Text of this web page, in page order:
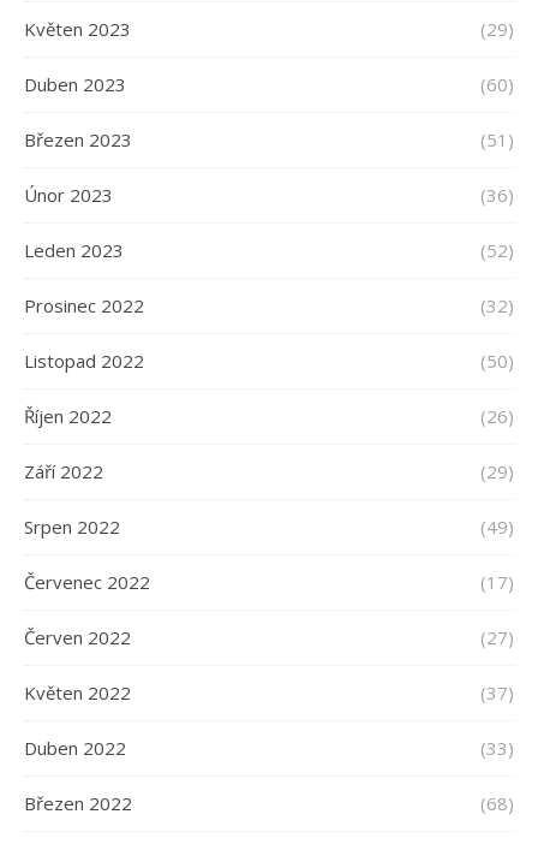
Květen 2023 (29)
Duben 2023 (60)
Březen 2023 (51)
Únor 2023 (36)
Leden 2023 (52)
Prosinec 2022 (32)
Listopad 2022 (50)
Říjen 2022 (26)
Září 2022 (29)
Srpen 2022 (49)
Červenec 2022 (17)
Červen 2022 (27)
Květen 2022 (37)
Duben 2022 (33)
Březen 2022 (68)